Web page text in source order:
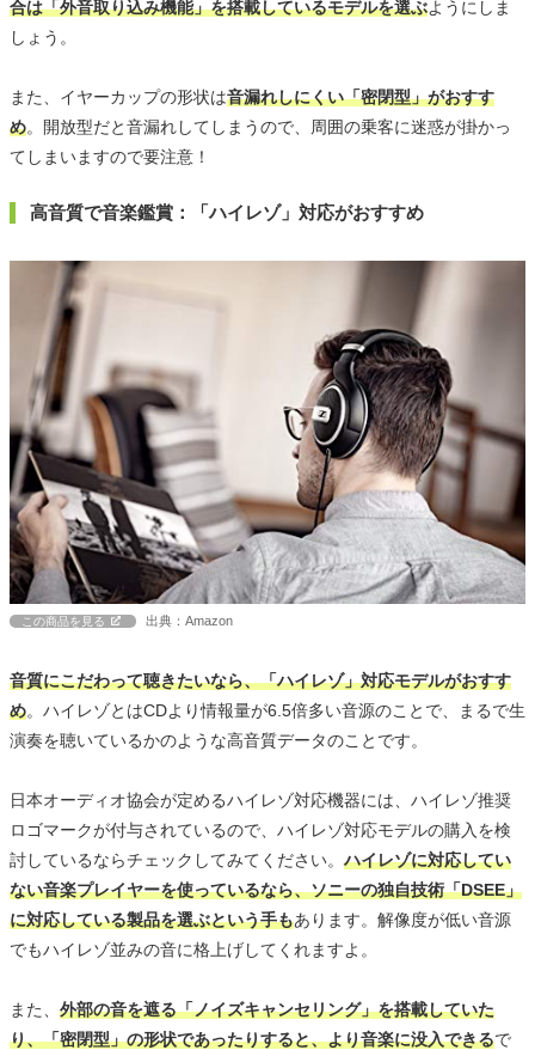
合は「外音取り込み機能」を搭載しているモデルを選ぶようにしま
しょう。
また、イヤーカップの形状は音漏れしにくい「密閉型」がおすす
め。開放型だと音漏れしてしまうので、周囲の乗客に迷惑が掛かっ
てしまいますので要注意！
高音質で音楽鑑賞：「ハイレゾ」対応がおすすめ
この商品を見る 出典：Amazon
音質にこだわって聴きたいなら、「ハイレゾ」対応モデルがおすす
め。ハイレゾとはCDより情報量が6.5倍多い音源のことで、まるで生
演奏を聴いているかのような高音質データのことです。
日本オーディオ協会が定めるハイレゾ対応機器には、ハイレゾ推奨
ロゴマークが付与されているので、ハイレゾ対応モデルの購入を検
討しているならチェックしてみてください。ハイレゾに対応してい
ない音楽プレイヤーを使っているなら、ソニーの独自技術「DSEE」
に対応している製品を選ぶという手もあります。解像度が低い音源
でもハイレゾ並みの音に格上げしてくれますよ。
また、 外部の音を遮る「ノイズキャンセリング」を搭載していた
り、「密閉型」の形状であったりすると、より音楽に没入できるで